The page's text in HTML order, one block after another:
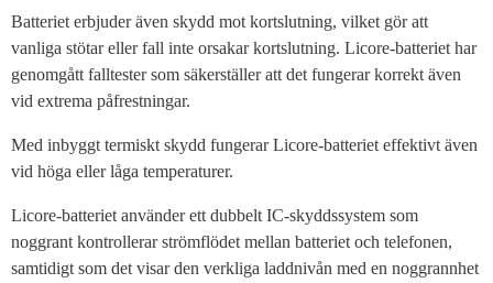
Batteriet erbjuder även skydd mot kortslutning, vilket gör att
vanliga stötar eller fall inte orsakar kortslutning. Licore-batteriet har
genomgått falltester som säkerställer att det fungerar korrekt även
vid extrema påfrestningar.
Med inbyggt termiskt skydd fungerar Licore-batteriet effektivt även
vid höga eller låga temperaturer.
Licore-batteriet använder ett dubbelt IC-skyddssystem som
noggrant kontrollerar strömflödet mellan batteriet och telefonen,
samtidigt som det visar den verkliga laddnivån med en noggrannhet